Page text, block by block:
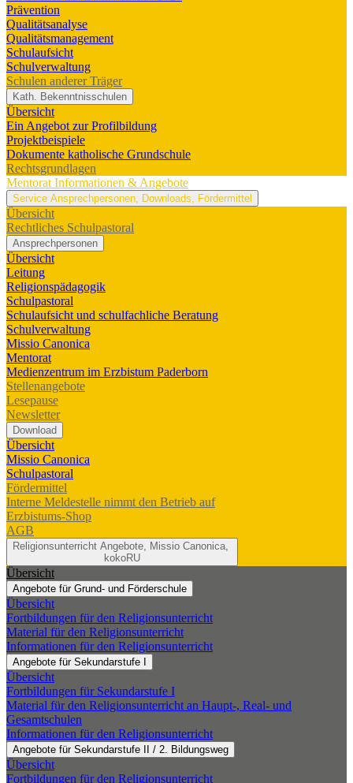
Prävention
Qualitätsanalyse
Qualitätsmanagement
Schulaufsicht
Schulverwaltung
Schulen anderer Träger
Kath. Bekenntnisschulen
Übersicht
Ein Angebot zur Profilbildung
Projektbeispiele
Dokumente katholische Grundschule
Rechtsgrundlagen
Mentorat Informationen & Angebote
Service Ansprechpersonen, Downloads, Fördermittel
Übersicht
Rechtliches Schulpastoral
Ansprechpersonen
Übersicht
Leitung
Religionspädagogik
Schulpastoral
Schulaufsicht und schulfachliche Beratung
Schulverwaltung
Missio Canonica
Mentorat
Medienzentrum im Erzbistum Paderborn
Stellenangebote
Lesepause
Newsletter
Download
Übersicht
Missio Canonica
Schulpastoral
Fördermittel
Interne Meldestelle nimmt den Betrieb auf
Erzbistums-Shop
AGB
Religionsunterricht Angebote, Missio Canonica,
kokoRU
Übersicht
Angebote für Grund- und Förderschule
Übersicht
Fortbildungen für den Religionsunterricht
Material für den Religionsunterricht
Informationen für den Religionsunterricht
Angebote für Sekundarstufe I
Übersicht
Fortbildungen für Sekundarstufe I
Material für den Religionsunterricht an Haupt-, Real- und
Gesamtschulen
Informationen für den Religionsunterricht
Angebote für Sekundarstufe II / 2. Bildungsweg
Übersicht
Fortbildungen für den Religionsunterricht